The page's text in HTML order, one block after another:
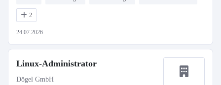
2
24.07.2026
Linux-Administrator
Dögel GmbH